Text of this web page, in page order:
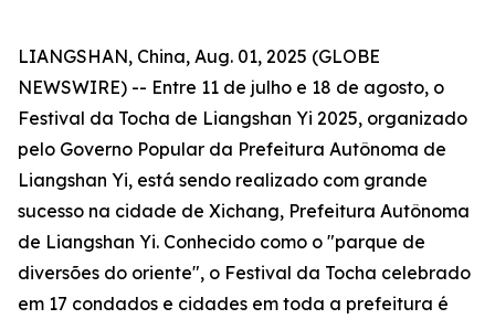
LIANGSHAN, China, Aug. 01, 2025 (GLOBE
NEWSWIRE) -- Entre 11 de julho e 18 de agosto, o
Festival da Tocha de Liangshan Yi 2025, organizado
pelo Governo Popular da Prefeitura Autônoma de
Liangshan Yi, está sendo realizado com grande
sucesso na cidade de Xichang, Prefeitura Autônoma
de Liangshan Yi. Conhecido como o "parque de
diversões do oriente", o Festival da Tocha celebrado
em 17 condados e cidades em toda a prefeitura é